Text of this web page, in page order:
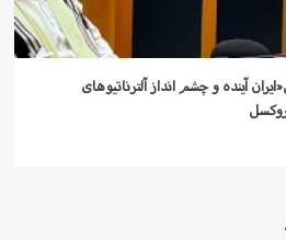
آیندە و چشم انداز آلترناتیوهای